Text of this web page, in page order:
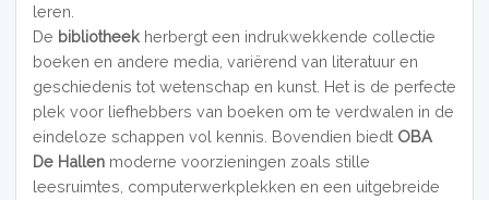
leren.
De bibliotheekherbergt een indrukwekkende collectie
boeken en andere media, variërend van literatuur en
geschiedenis tot wetenschap en kunst. Het is de perfecte
plek voor liefhebbers van boeken om te verdwalen in de
eindeloze schappen vol kennis. Bovendien biedt OBA
De Hallenmoderne voorzieningen zoals stille
leesruimtes, computerwerkplekken en een uitgebreide